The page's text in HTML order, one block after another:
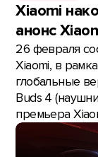
Xiaomi
анонс
26 февраля
Xiaomi, в
глобальные
Buds 4
премьера